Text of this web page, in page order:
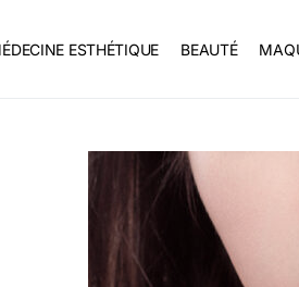
ESTHÉTIQUE BEAUTÉ